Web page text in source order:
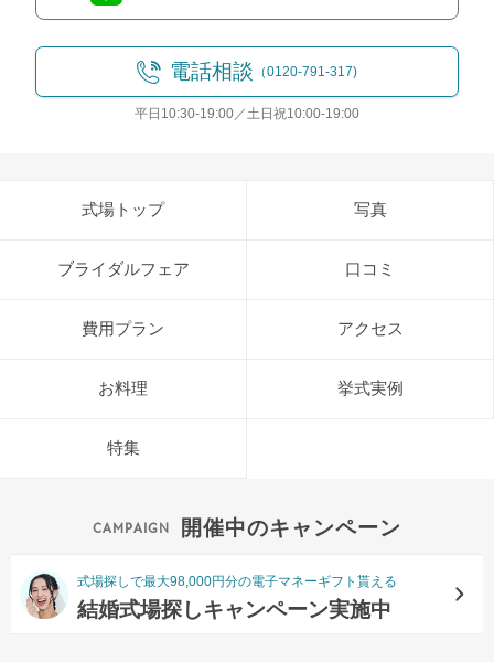
電話相談 （0120-791-317)
平日10:30-19:00／土日祝10:00-19:00
式場トップ 写真
ブライダルフェア 口コミ
費用プラン アクセス
お料理 挙式実例
特集
開催中のキャンペーン
式場探しで最大98,000円分の電子マネーギフト貰える
結婚式場探しキャンペーン実施中